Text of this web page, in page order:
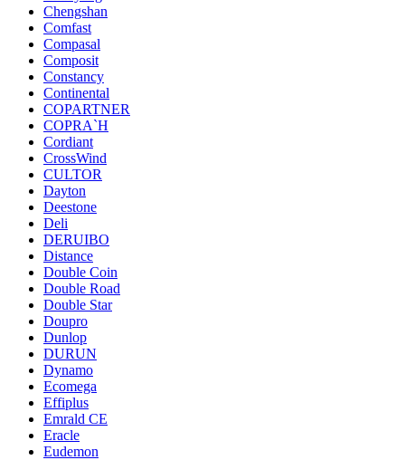
Chengshan
Comfast
Compasal
Composit
Constancy
Continental
COPARTNER
COPRA`H
Cordiant
CrossWind
CULTOR
Dayton
Deestone
Deli
DERUIBO
Distance
Double Coin
Double Road
Double Star
Doupro
Dunlop
DURUN
Dynamo
Ecomega
Effiplus
Emrald СЕ
Eracle
Eudemon